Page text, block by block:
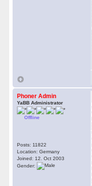
Phoner Admin
YaBB Administrator
Offline
Posts: 11822
Location: Germany
Joined: 12. Oct 2003
Gender: